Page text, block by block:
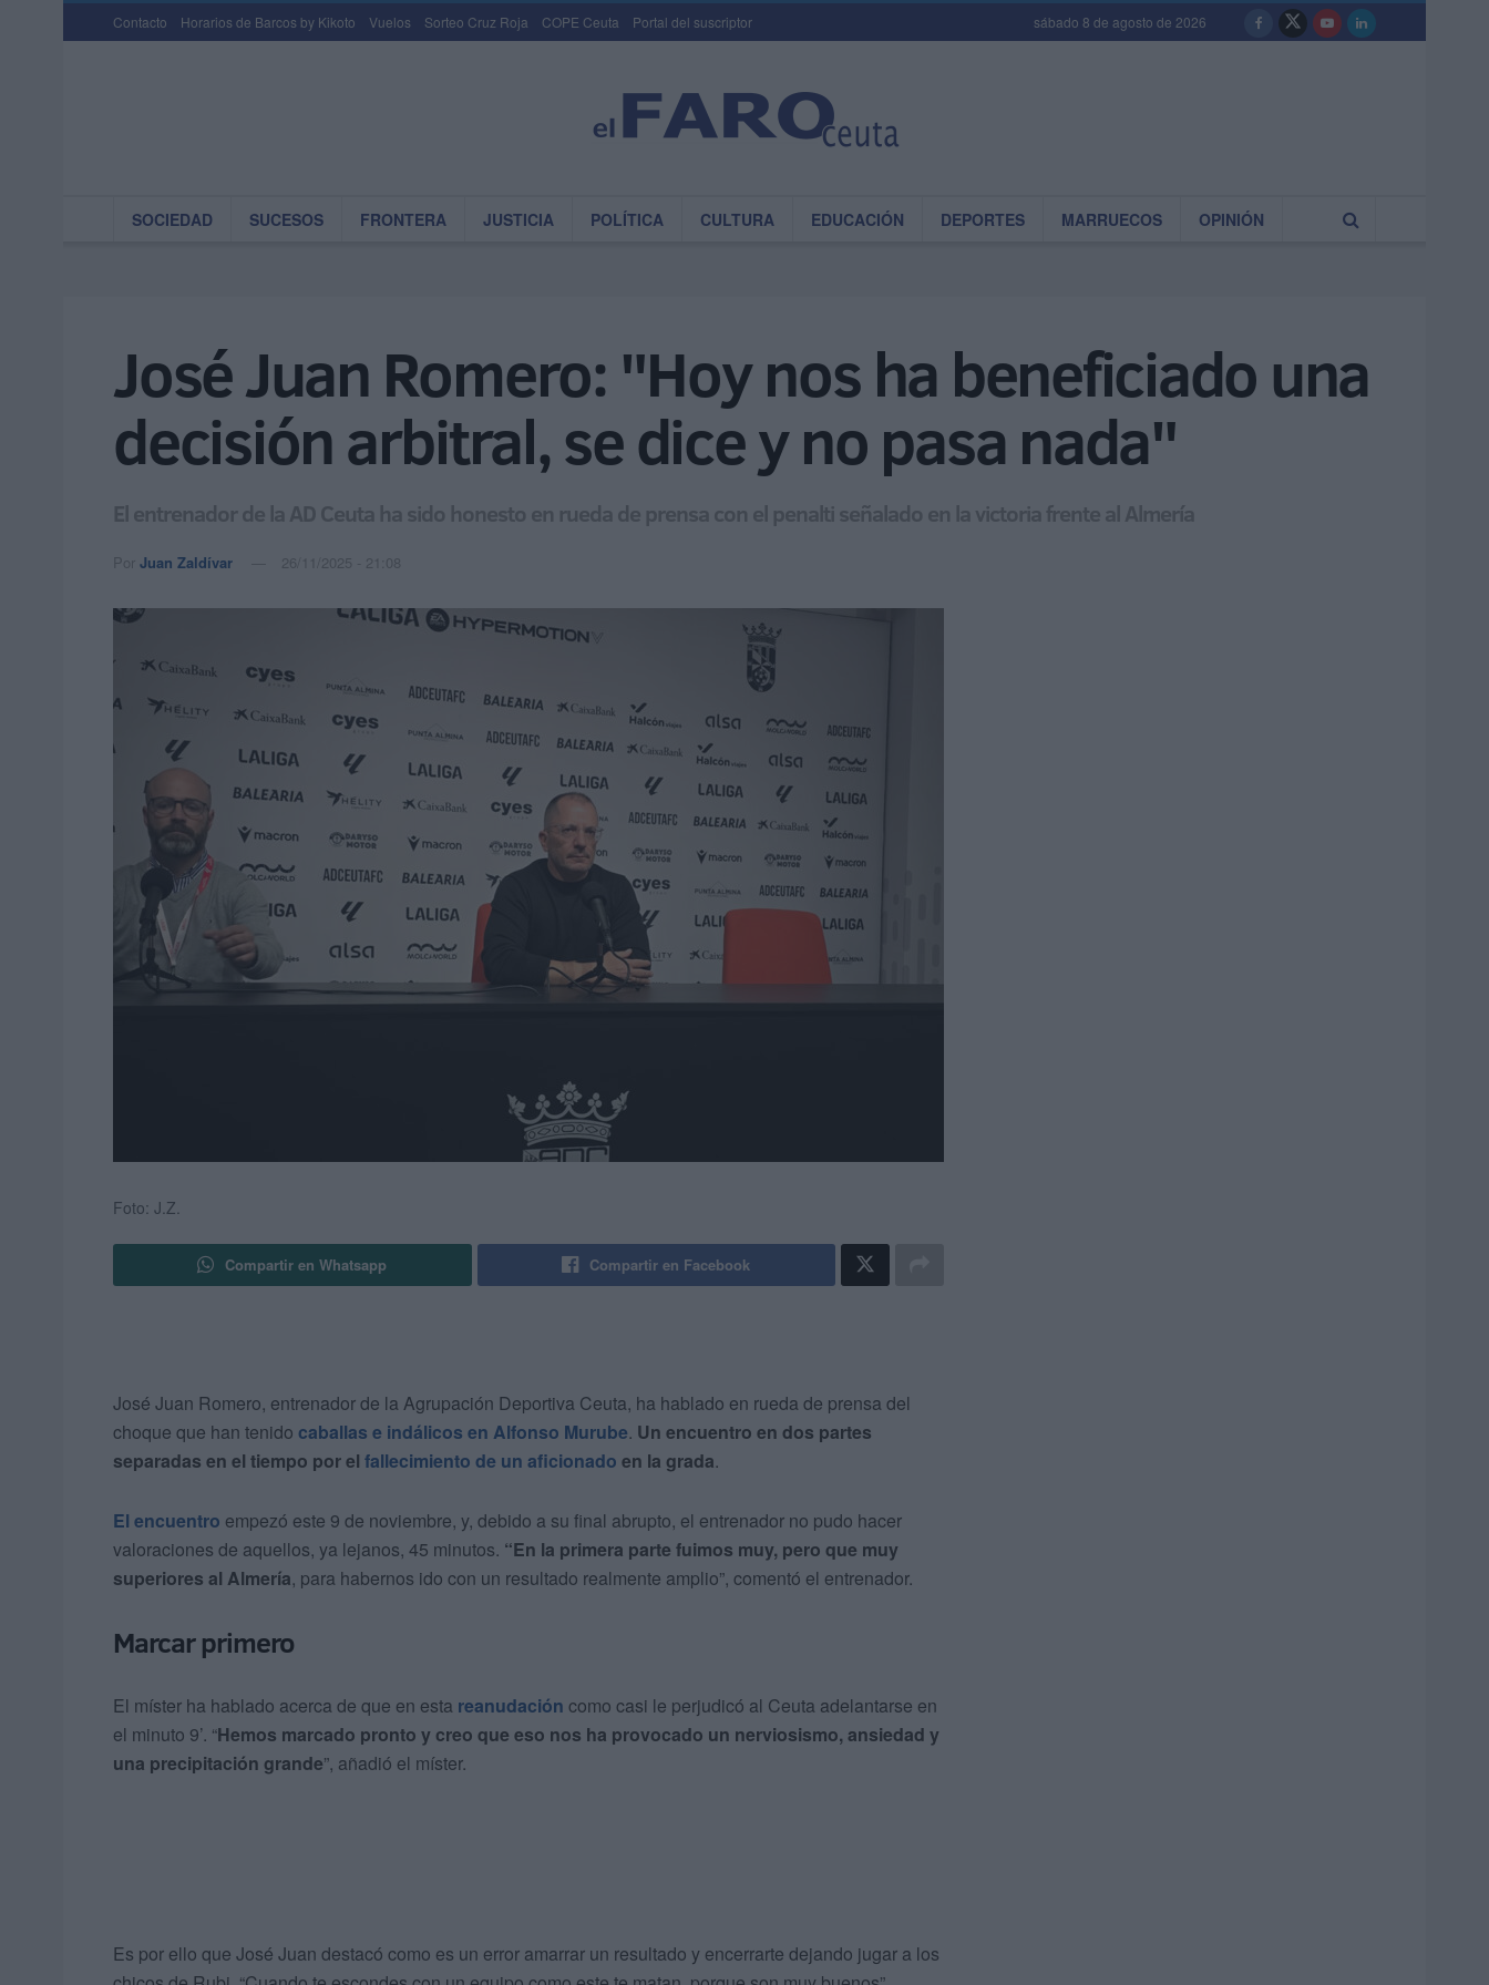
Contacto Horarios de Barcos by Kikoto Vuelos Sorteo Cruz Roja COPE Ceuta Portal del suscriptor sábado 8 de agosto de 2026
SOCIEDAD SUCESOS FRONTERA JUSTICIA POLÍTICA CULTURA EDUCACIÓN DEPORTES MARRUECOS OPINIÓN
José Juan Romero: "Hoy nos ha beneficiado una
decisión arbitral, se dice y no pasa nada"
El entrenador de la AD Ceuta ha sido honesto en rueda de prensa con el penalti señalado en la victoria frente al Almería
Por Juan Zaldívar 26/11/2025 - 21:08
Foto: J.Z.
Compartir en Whatsapp Compartir en Facebook
José Juan Romero, entrenador de la Agrupación Deportiva Ceuta, ha hablado en rueda de prensa del
choque que han tenido caballas e indálicos en Alfonso Murube. Un encuentro en dos partes
separadas en el tiempo por el fallecimiento de un aficionado en la grada.
El encuentro empezó este 9 de noviembre, y, debido a su final abrupto, el entrenador no pudo hacer
valoraciones de aquellos, ya lejanos, 45 minutos. “En la primera parte fuimos muy, pero que muy
superiores al Almería, para habernos ido con un resultado realmente amplio”, comentó el entrenador.
Marcar primero
El míster ha hablado acerca de que en esta reanudación como casi le perjudicó al Ceuta adelantarse en
el minuto 9’. “Hemos marcado pronto y creo que eso nos ha provocado un nerviosismo, ansiedad y
una precipitación grande”, añadió el míster.
Es por ello que José Juan destacó como es un error amarrar un resultado y encerrarte dejando jugar a los